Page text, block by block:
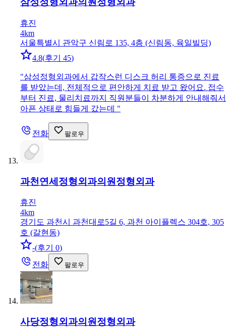
휴진
4km
서울특별시 관악구 신림로 135, 4층 (신림동, 육일빌딩)
4.8(후기 45)
"삼성정형외과에서 갑작스런 디스크 허리 통증으로 진료
를 받았는데, 전체적으로 편안하게 치료 받고 왔어요. 접수
부터 진료, 물리치료까지 직원분들이 차분하게 안내해줘서
아픈 상태로 힘들게 갔는데 "
전화 팔로우
과천연세정형외과의원 정형외과
휴진
4km
경기도 과천시 과천대로5길 6, 과천 아이플렉스 304호, 305
호 (갈현동)
-(후기 0)
전화
팔로우
사당정형외과의원 정형외과